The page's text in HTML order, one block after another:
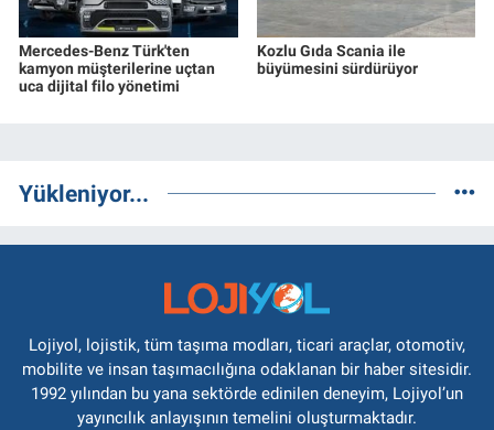
Mercedes-Benz Türk'ten
kamyon müşterilerine uçtan
uca dijital filo yönetimi
Kozlu Gıda Scania ile
büyümesini sürdürüyor
Yükleniyor...
Lojiyol, lojistik, tüm taşıma modları, ticari araçlar, otomotiv,
mobilite ve insan taşımacılığına odaklanan bir haber sitesidir.
1992 yılından bu yana sektörde edinilen deneyim, Lojiyol’un
yayıncılık anlayışının temelini oluşturmaktadır.